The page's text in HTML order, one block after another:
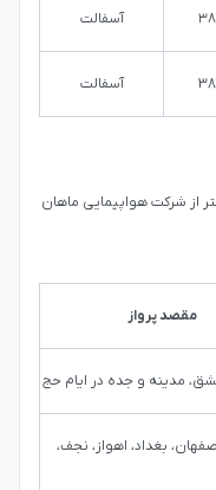
آسفالت
آسفالت
از شرکت هواپیمایی ماهان
مقصد پرواز
مدینه و جده در ایام حج
بغداد، اهواز، نجف،